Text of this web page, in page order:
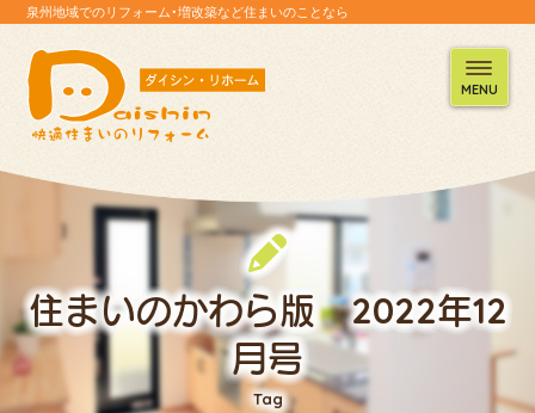
泉州地域でのリフォーム・増改築など住まいのことなら
MENU
住まいのかわら版 2022年12
月号
Tag